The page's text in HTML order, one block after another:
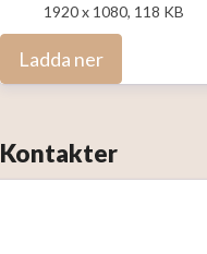
1920 x 1080, 118 KB
Ladda ner
Kontakter